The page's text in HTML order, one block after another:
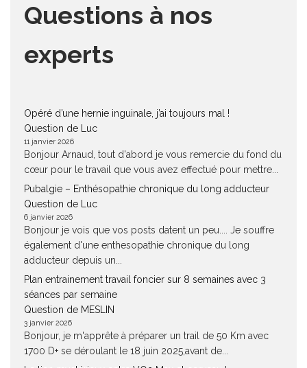
Questions à nos
experts
Opéré d’une hernie inguinale, j’ai toujours mal !
Question de Luc
11 janvier 2026
Bonjour Arnaud, tout d'abord je vous remercie du fond du
cœur pour le travail que vous avez effectué pour mettre...
Pubalgie – Enthésopathie chronique du long adducteur
Question de Luc
6 janvier 2026
Bonjour je vois que vos posts datent un peu.... Je souffre
également d'une enthesopathie chronique du long
adducteur depuis un...
Plan entrainement travail foncier sur 8 semaines avec 3
séances par semaine
Question de MESLIN
3 janvier 2026
Bonjour, je m'apprête à préparer un trail de 50 Km avec
1700 D+ se déroulant le 18 juin 2025,avant de...